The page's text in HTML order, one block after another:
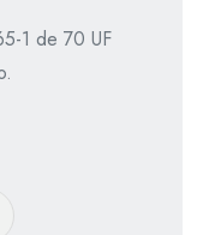
1 de 70 UF